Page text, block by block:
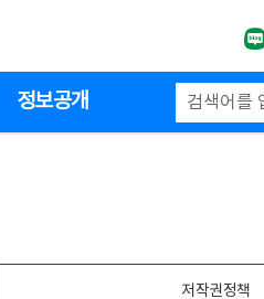
정보공개
저작권정책